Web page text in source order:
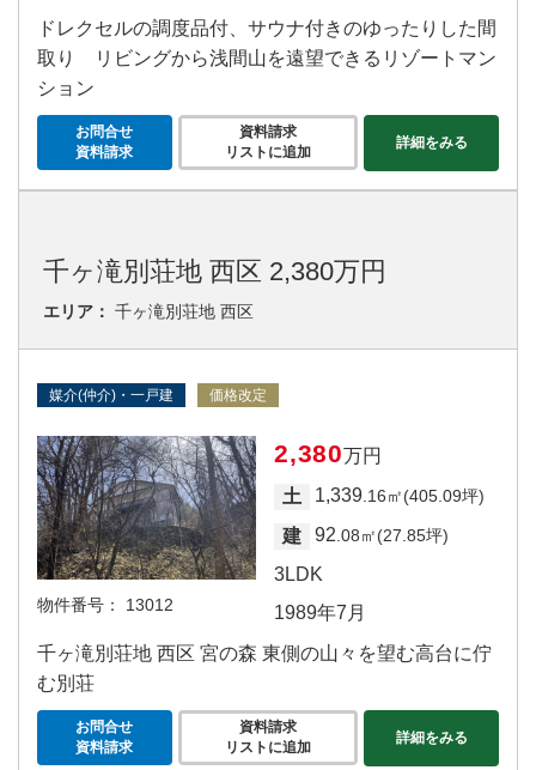
ドレクセルの調度品付、サウナ付きのゆったりした間
取り リビングから浅間山を遠望できるリゾートマン
ション
お問合せ
資料請求
資料請求
リストに追加
詳細をみる
千ヶ滝別荘地 西区 2,380万円
エリア： 千ヶ滝別荘地 西区
媒介(仲介)・一戸建 価格改定
物件番号： 13012
2,380万円
土
1,339.16㎡(405.09坪)
建 92 .08㎡(27.85坪)
3LDK
1989年7月
千ヶ滝別荘地 西区 宮の森 東側の山々を望む高台に佇
む別荘
お問合せ
資料請求
資料請求
リストに追加
詳細をみる